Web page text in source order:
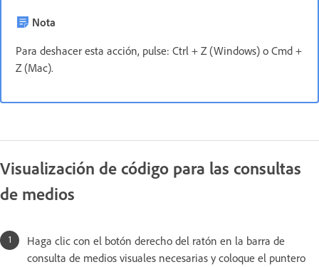
Nota
Para deshacer esta acción, pulse: Ctrl + Z (Windows) o Cmd +
Z (Mac).
Visualización de código para las consultas
de medios
Haga clic con el botón derecho del ratón en la barra de
consulta de medios visuales necesarias y coloque el puntero